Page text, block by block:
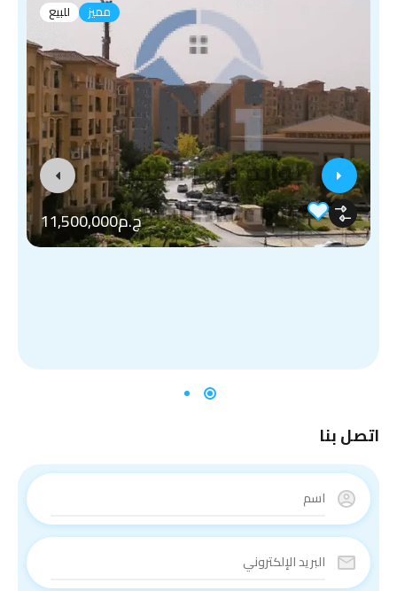
للبيع مميز
ج.م11,500,000
اتصل بنا